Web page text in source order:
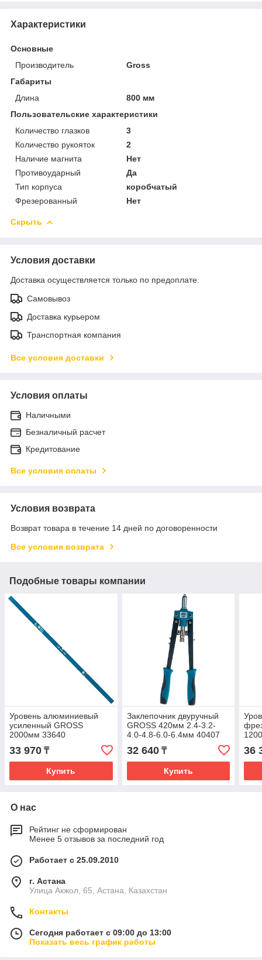
Характеристики
Основные
Производитель
Gross
Габариты
Длина
800 мм
Пользовательские характеристики
Количество глазков
3
Количество рукояток
2
Наличие магнита
Нет
Противоударный
Да
Тип корпуса
коробчатый
Фрезерованный
Нет
Скрыть
Условия доставки
Доставка осуществляется только по предоплате.
Самовывоз
Доставка курьером
Транспортная компания
Все условия доставки
Условия оплаты
Наличными
Безналичный расчет
Кредитование
Все условия оплаты
Условия возврата
Возврат товара в течение 14 дней по договоренности
Все условия возврата
Подобные товары компании
Уровень алюминиевый
усиленный GROSS
2000мм 33640
33 970 ₸
Купить
Заклепочник двуручный
GROSS 420мм 2.4-3.2-
4.0-4.8-6.0-6.4мм 40407
32 640₸
Купить
36
О нас
Рейтинг не сформирован
Менее 5 отзывов за последний год
Работает с 25.09.2010
г. Астана
Улица Акжол, 65, Астана, Казахстан
Контакты
Сегодня работает с 09:00 до 13:00
Показать весь график работы